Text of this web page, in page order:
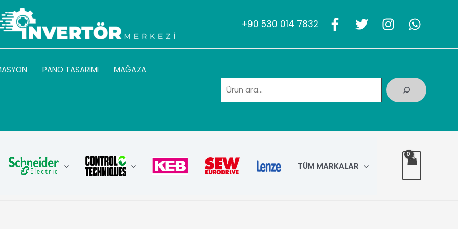
+90 530 014 7832
PANO TASARIMI MAĞAZA
TÜM MARKALAR